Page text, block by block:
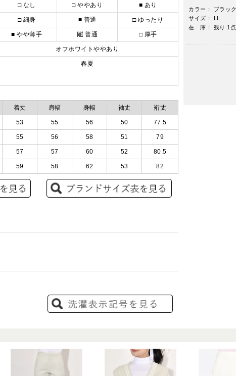
□ なし □ ややあり ■ あり
□ 細身 ■ 普通 □ ゆったり
■ やや薄手 𗡃 普通 □ 厚手
オフホワイトややあり
春夏
着丈 肩幅 身幅 袖丈 裄丈
53 55 56 50 77.5
55 56 58 51 79
57 57 60 52 80.5
59 58 62 53 82
カラー： ブラック
サイズ： LL
在 庫： 残り 1点